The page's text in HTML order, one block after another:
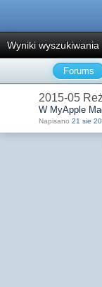
Wyniki wyszukiwania
Forums
2015-05
W MyApple
Napisano 21 sie